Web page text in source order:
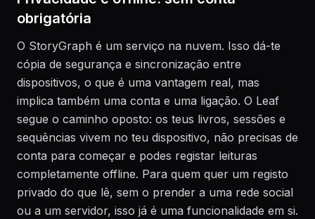
obrigatória
O StoryGraph é um serviço na nuvem. Isso dá-te
cópia de segurança e sincronização entre
dispositivos, o que é uma vantagem real, mas
implica também uma conta e uma ligação. O Leaf
segue o caminho oposto: os teus livros, sessões e
sequências vivem no teu dispositivo, não precisas de
conta para começar e podes registar leituras
completamente offline. Para quem quer um registo
privado do que lê, sem o prender a uma rede social
ou a um servidor, isso já é uma funcionalidade em si.